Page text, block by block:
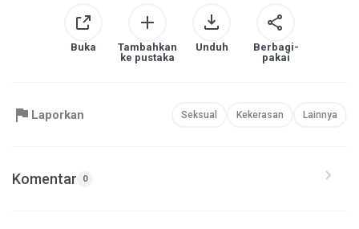
Buka
Tambahkan
ke pustaka
Unduh
Berbagi-
pakai
Laporkan Seksual Kekerasan Lainnya
Komentar 0